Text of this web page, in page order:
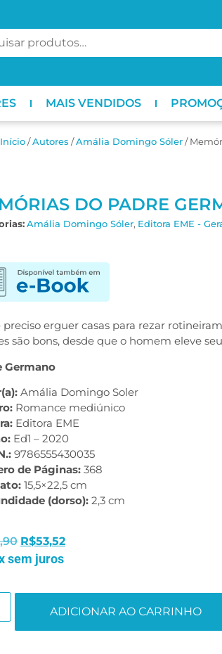
MAIS VENDIDOS
Início/ㅤAutores /Amália Domingo Sóler/
DO PADRE
Amália Domingo Sóler, Editora EME -
preciso erguer casas para rezar
são bons, desde que o homem eleve
Germano
Amália Domingo Soler
Romance mediúnico
Editora EME
Ed1 – 2020
9786555430035
de Páginas: 368
15,5×22,5 cm
(dorso): 2,3 cm
R$53,52
sem juros
ADICIONAR AO CARRINHO